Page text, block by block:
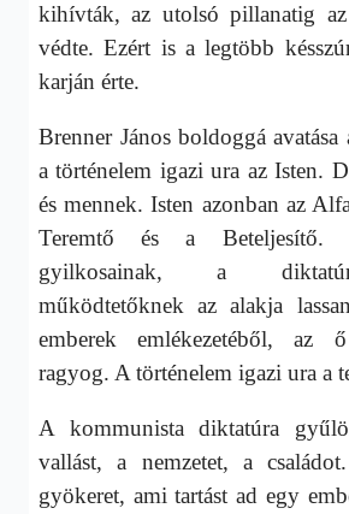
kihívták, az utolsó pillanatig az
védte. Ezért is a legtöbb
karján érte.
Brenner János boldoggá
a történelem igazi ura az Isten.
és mennek. Isten azonban az
Teremtő és a Beteljesítő.
gyilkosainak, a
működtetőknek az alakja
emberek emlékezetéből, az
ragyog. A történelem igazi ura a
A kommunista diktatúra
vallást, a nemzetet, a
gyökeret, ami tartást ad egy